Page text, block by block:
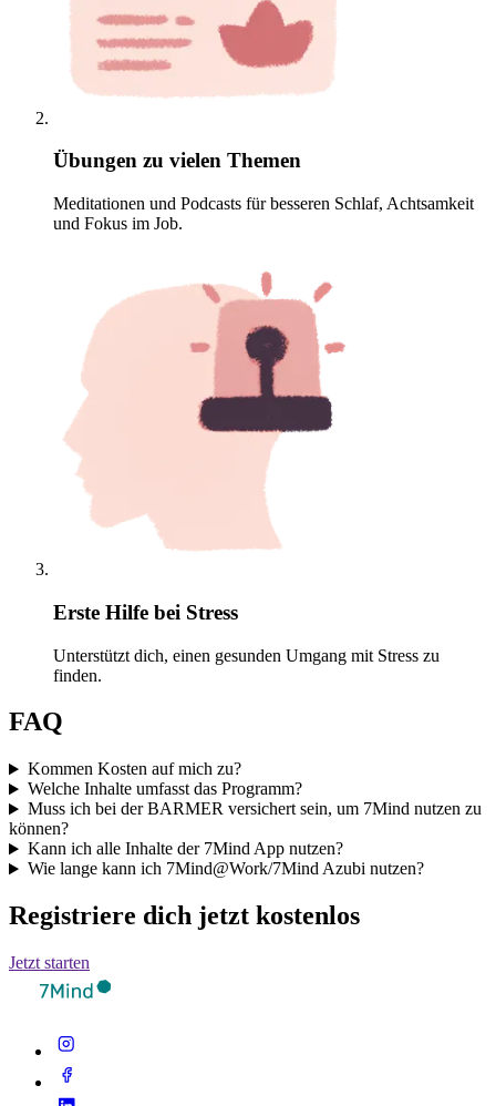
Übungen zu vielen Themen
Meditationen und Podcasts für besseren Schlaf, Achtsamkeit
und Fokus im Job.
Erste Hilfe bei Stress
Unterstützt dich, einen gesunden Umgang mit Stress zu
finden.
FAQ
Kommen Kosten auf mich zu?
Welche Inhalte umfasst das Programm?
Muss ich bei der BARMER versichert sein, um 7Mind nutzen zu
können?
Kann ich alle Inhalte der 7Mind App nutzen?
Wie lange kann ich 7Mind@Work/7Mind Azubi nutzen?
Registriere dich jetzt kostenlos
Jetzt starten